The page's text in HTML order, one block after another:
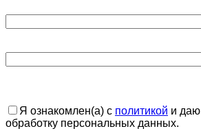
Я ознакомлен(а) с политикой и даю
обработку персональных данных.